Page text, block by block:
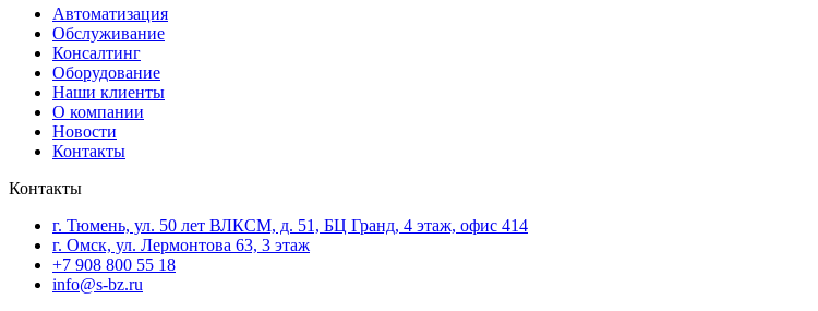
Автоматизация
Обслуживание
Консалтинг
Оборудование
Наши клиенты
О компании
Новости
Контакты
Контакты
г. Тюмень, ул. 50 лет ВЛКСМ, д. 51, БЦ Гранд, 4 этаж, офис 414
г. Омск, ул. Лермонтова 63, 3 этаж
+7 908 800 55 18
info@s-bz.ru